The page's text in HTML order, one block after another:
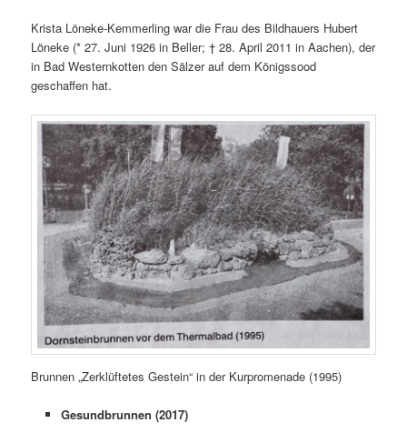
Krista Löneke-Kemmerling war die Frau des Bildhauers Hubert
Löneke (* 27. Juni 1926 in Beller; † 28. April 2011 in Aachen), der
in Bad Westernkotten den Sälzer auf dem Königssood
geschaffen hat.
Brunnen „Zerklüftetes Gestein“ in der Kurpromenade (1995)
Gesundbrunnen (2017)